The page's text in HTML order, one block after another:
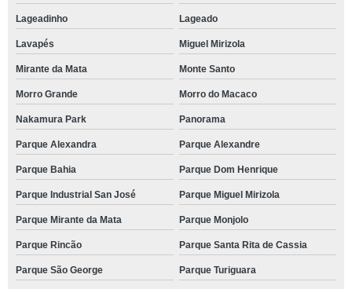
Lageadinho Lageado
Lavapés Miguel Mirizola
Mirante da Mata Monte Santo
Morro Grande Morro do Macaco
Nakamura Park Panorama
Parque Alexandra Parque Alexandre
Parque Bahia Parque Dom Henrique
Parque Industrial San José Parque Miguel Mirizola
Parque Mirante da Mata Parque Monjolo
Parque Rincão Parque Santa Rita de Cassia
Parque São George Parque Turiguara